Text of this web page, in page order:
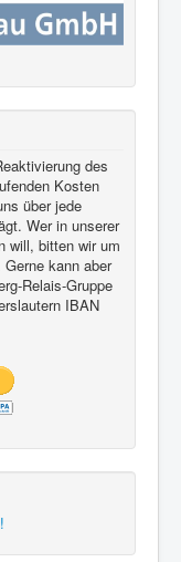
des
Kosten
über jede
Wer in unserer
will, bitten wir um
kann aber
Relais-Gruppe
IBAN